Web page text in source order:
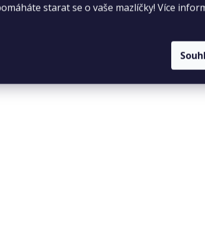
starat se o vaše mazlíčky! Více
lišit například podle věku, tělesného